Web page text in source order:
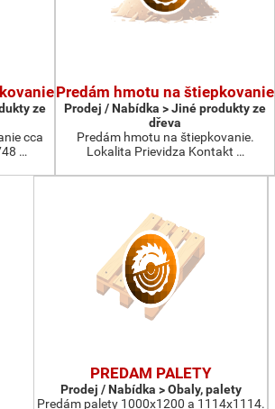
ze
cca
…
Predám hmotu na štiepkovanie
Prodej / Nabídka > Jiné produkty ze
dřeva
Predám hmotu na štiepkovanie.
Lokalita Prievidza Kontakt …
PREDAM PALETY
Prodej / Nabídka > Obaly, palety
Predám palety 1000x1200 a 1114x1114.